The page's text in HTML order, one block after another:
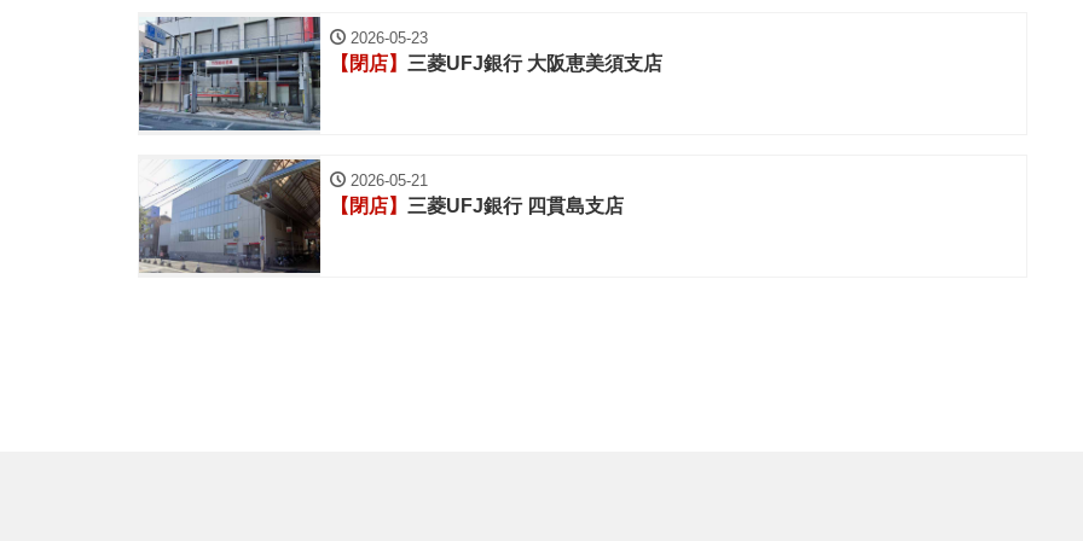
2026-05-23
【閉店】 三菱UFJ銀行 大阪恵美須支店
2026-05-21
【閉店】 三菱UFJ銀行 四貫島支店